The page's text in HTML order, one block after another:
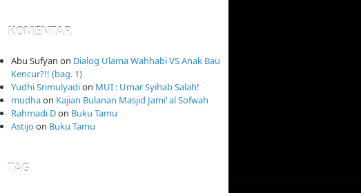
KOMENTAR
Abu Sufyan on Dialog Ulama Wahhabi VS Anak Bau
Kencur?!! (bag. 1)
Yudhi Srimulyadion MUI : Umar Syihab Salah!
mudhaon Kajian Bulanan Masjid Jami’ al Sofwah
Rahmadi Don Buku Tamu
Astijoon Buku Tamu
TAG